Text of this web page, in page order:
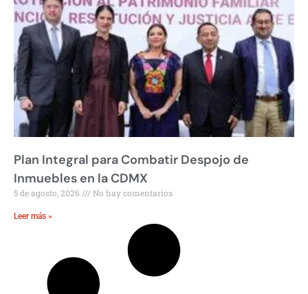
Plan Integral para Combatir Despojo de
Inmuebles en la CDMX
5 de agosto, 2026 No hay comentarios
Leer más »